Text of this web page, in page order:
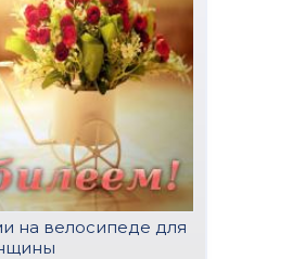
на велосипеде для